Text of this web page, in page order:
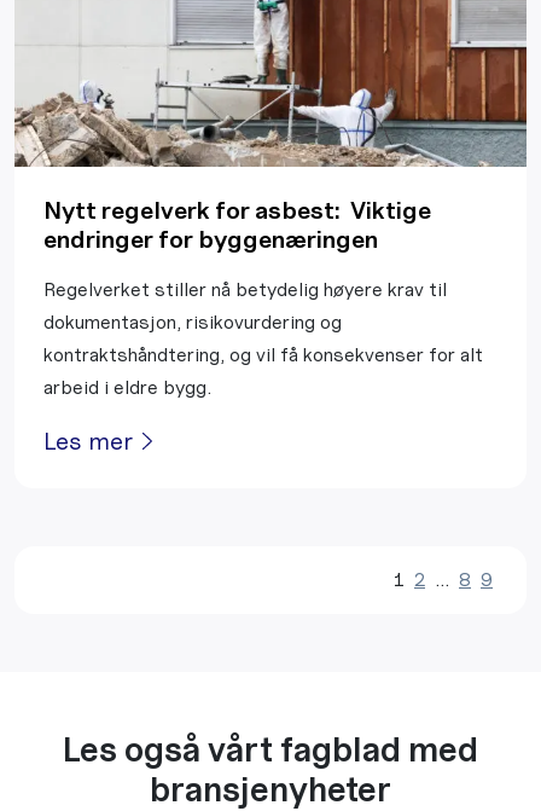
Nytt regelverk for asbest: Viktige
endringer for byggenæringen
Regelverket stiller nå betydelig høyere krav til
dokumentasjon, risikovurdering og
kontraktshåndtering, og vil få konsekvenser for alt
arbeid i eldre bygg.
Les mer
1 2 … 8 9
Les også vårt fagblad med
bransjenyheter